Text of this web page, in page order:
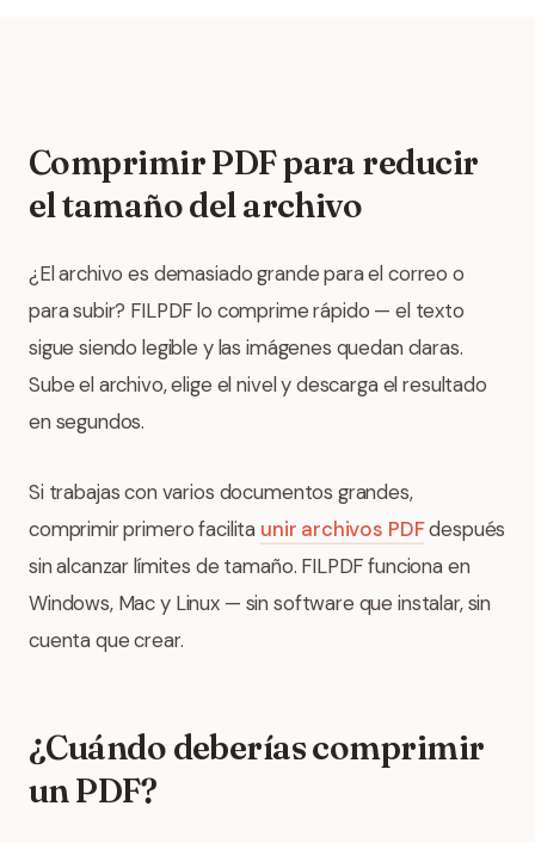
Comprimir PDF para reducir
el tamaño del archivo
¿El archivo es demasiado grande para el correo o
para subir? FILPDF lo comprime rápido — el texto
sigue siendo legible y las imágenes quedan claras.
Sube el archivo, elige el nivel y descarga el resultado
en segundos.
Si trabajas con varios documentos grandes,
comprimir primero facilita unir archivos PDFdespués
sin alcanzar límites de tamaño. FILPDF funciona en
Windows, Mac y Linux — sin software que instalar, sin
cuenta que crear.
¿Cuándo deberías comprimir
un PDF?